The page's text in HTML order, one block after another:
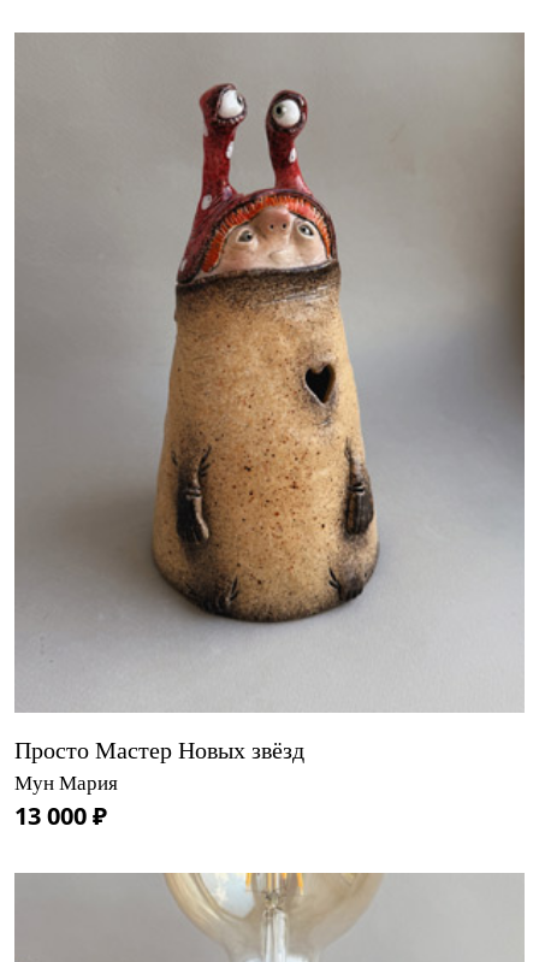
Просто Мастер Новых звёзд
Мун Мария
13 000 ₽